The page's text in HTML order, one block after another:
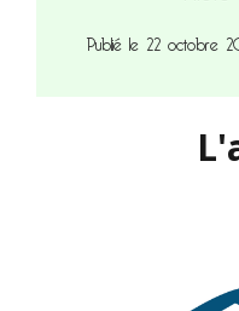
Publié le 22 octobre